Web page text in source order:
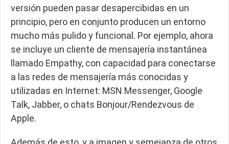
versión pueden pasar desapercibidas en un
principio, pero en conjunto producen un entorno
mucho más pulido y funcional. Por ejemplo, ahora
se incluye un cliente de mensajería instantánea
llamado Empathy, con capacidad para conectarse
a las redes de mensajería más conocidas y
utilizadas en Internet: MSN Messenger, Google
Talk, Jabber, o chats Bonjour/Rendezvous de
Apple.